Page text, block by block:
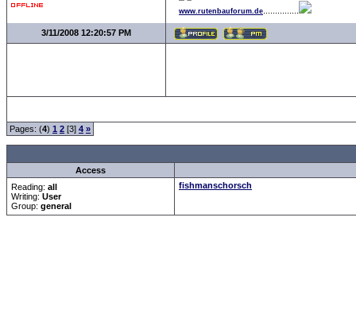
www.rutenbauforum.de
3/11/2008 12:20:57 PM
Pages: (4) 1 2 [3] 4 »
Access
Reading: all
Writing: User
Group: general
fishmanschorsch